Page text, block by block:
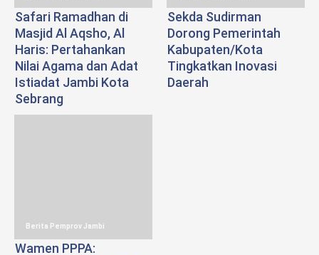
Safari Ramadhan di
Masjid Al Aqsho, Al
Haris: Pertahankan
Nilai Agama dan Adat
Istiadat Jambi Kota
Sebrang
Sekda Sudirman
Dorong Pemerintah
Kabupaten/Kota
Tingkatkan Inovasi
Daerah
Berita Pemprov Jambi
Wamen PPPA: